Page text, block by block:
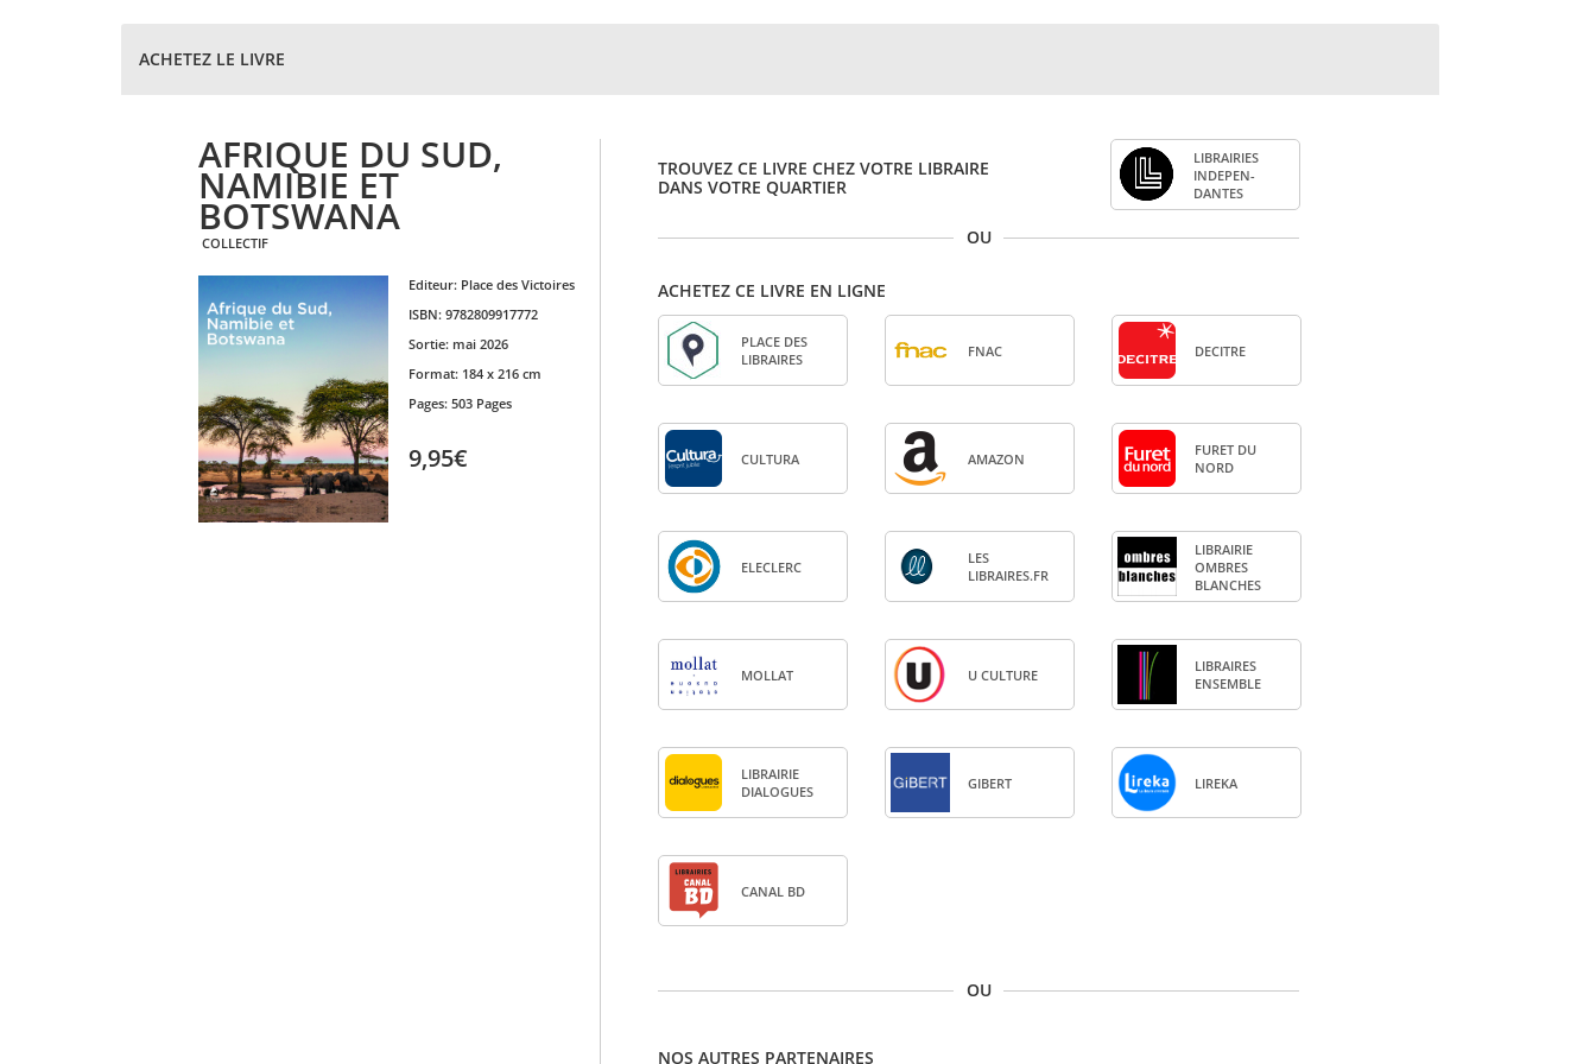
ACHETEZ LE LIVRE
AFRIQUE DU SUD,
NAMIBIE ET
BOTSWANA
COLLECTIF
Editeur: Place des Victoires
ISBN: 9782809917772
Sortie: mai 2026
Format: 184 x 216 cm
Pages: 503 Pages
9,95€
TROUVEZ CE LIVRE CHEZ VOTRE LIBRAIRE
DANS VOTRE QUARTIER
LIBRAI­RIES
INDE­PEN­
DANTES
OU
ACHETEZ CE LIVRE EN LIGNE
PLACE DES
LIBRAIRES
FNAC DECITRE
CULTURA AMA­ZON
FURET DU
NORD
ELE­CLERC
LES
LIBRAIRES.FR
LIBRAI­RIE
OMBRES
BLANCHES
MOL­LAT U CULTURE
LIBRAIRES
ENSEMBLE
LIBRAI­RIE
DIA­LOGUES
GIBERT LIREKA
CANAL BD
OU
NOS AUTRES PARTENAIRES